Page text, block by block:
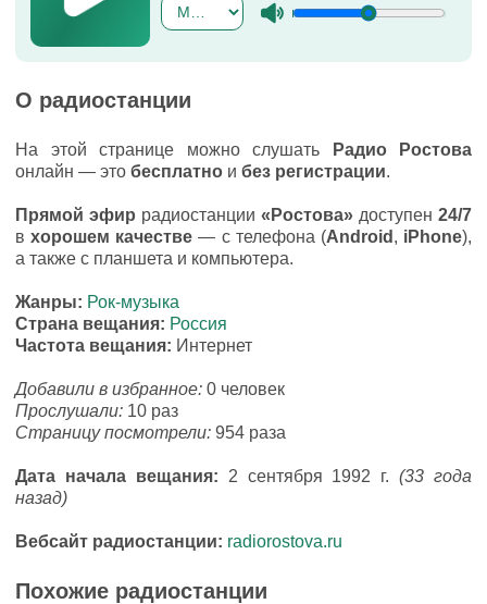
О радиостанции
На этой странице можно слушать
Радио Ростова
онлайн — это бесплатно и без регистрации.
Прямой эфир радиостанции «Ростова» доступен 24/7
вхорошем качестве — с телефона (Android , iPhone),
а также с планшета и компьютера.
Жанры: Рок-музыка
Страна вещания: Россия
Частота вещания: Интернет
Добавили в избранное: 0 человек
Прослушали: 10 раз
Страницу посмотрели: 954 раза
Дата начала вещания: 2 сентября 1992 г.(33 года
назад)
Вебсайт радиостанции: radiorostova.ru
Похожие радиостанции